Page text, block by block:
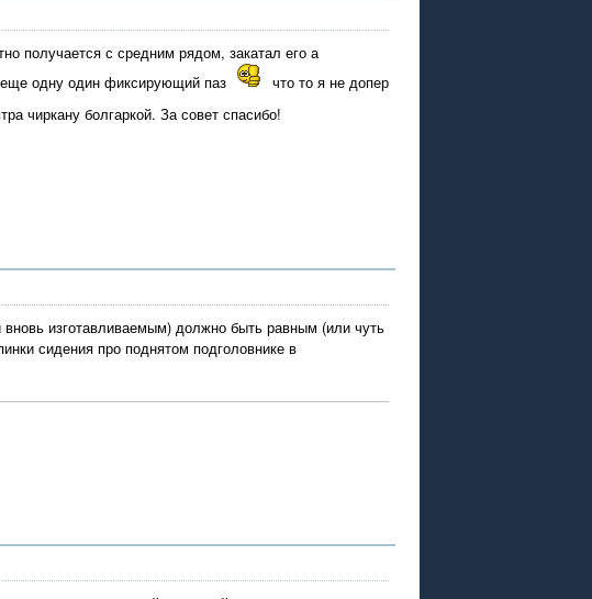
получается с средним рядом, закатал его а
одну один фиксирующий паз
что то я не допер
чиркану болгаркой. За совет спасибо!
изготавливаемым) должно быть равным (или чуть
сидения про поднятом подголовнике в